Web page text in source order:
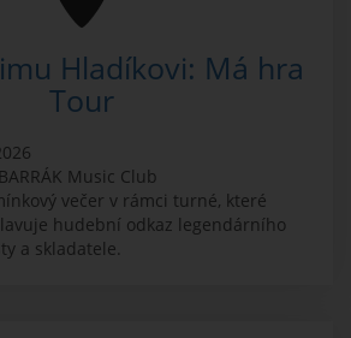
Hladíkovi: Má hra
Tour
BARRÁK Music Club
večer v rámci turné, které
hudební odkaz legendárního
a skladatele.